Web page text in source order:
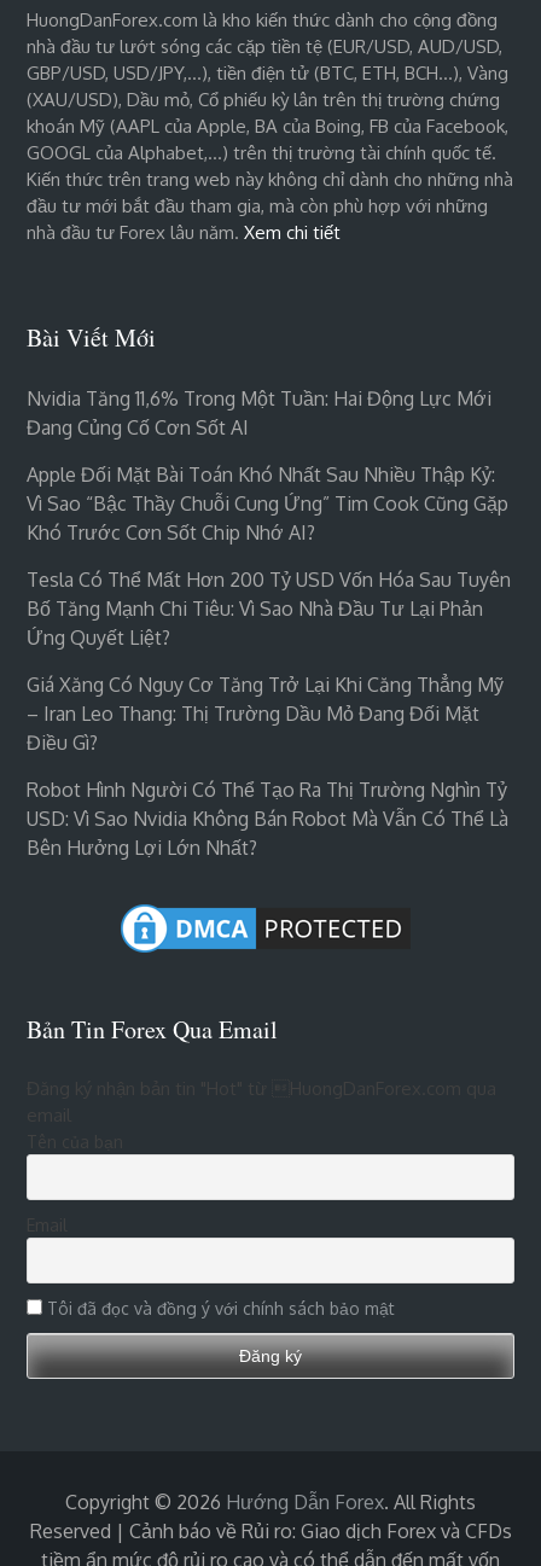
HuongDanForex.com là kho kiến thức dành cho cộng đồng
nhà đầu tư lướt sóng các cặp tiền tệ (EUR/USD, AUD/USD,
GBP/USD, USD/JPY,…), tiền điện tử (BTC, ETH, BCH…), Vàng
(XAU/USD), Dầu mỏ, Cổ phiếu kỳ lân trên thị trường chứng
khoán Mỹ (AAPL của Apple, BA của Boing, FB của Facebook,
GOOGL của Alphabet,…) trên thị trường tài chính quốc tế.
Kiến thức trên trang web này không chỉ dành cho những nhà
đầu tư mới bắt đầu tham gia, mà còn phù hợp với những
nhà đầu tư Forex lâu năm.Xem chi tiết
Bài Viết Mới
Nvidia Tăng 11,6% Trong Một Tuần: Hai Động Lực Mới
Đang Củng Cố Cơn Sốt AI
Apple Đối Mặt Bài Toán Khó Nhất Sau Nhiều Thập Kỷ:
Vì Sao “bậc Thầy Chuỗi Cung Ứng” Tim Cook Cũng Gặp
Khó Trước Cơn Sốt Chip Nhớ AI?
Tesla Có Thể Mất Hơn 200 Tỷ USD Vốn Hóa Sau Tuyên
Bố Tăng Mạnh Chi Tiêu: Vì Sao Nhà Đầu Tư Lại Phản
Ứng Quyết Liệt?
Giá Xăng Có Nguy Cơ Tăng Trở Lại Khi Căng Thẳng Mỹ
– Iran Leo Thang: Thị Trường Dầu Mỏ Đang Đối Mặt
Điều Gì?
Robot Hình Người Có Thể Tạo Ra Thị Trường Nghìn Tỷ
USD: Vì Sao Nvidia Không Bán Robot Mà Vẫn Có Thể Là
Bên Hưởng Lợi Lớn Nhất?
Bản Tin Forex Qua Email
Đăng ký nhận bản tin "Hot" từ HuongDanForex.com qua
Tên của bạn
Tôi đã đọc và đồng ý với chính sách bảo mật
Copyright © 2026 Hướng Dẫn Forex. All Rights
Reserved | Cảnh báo về Rủi ro: Giao dịch Forex và CFDs
tiềm ẩn mức độ rủi ro cao và có thể dẫn đến mất vốn